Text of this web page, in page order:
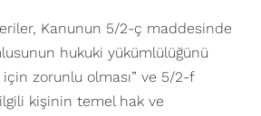
Kanunun 5/2-ç maddesinde
hukuki yükümlülüğünü
zorunlu olması” ve 5/2-f
kişinin temel hak ve